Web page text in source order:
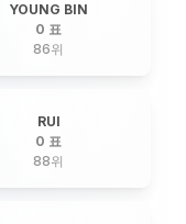
YOUNG BIN
0 표
86위
RUI
0 표
88위